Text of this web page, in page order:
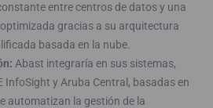
entre centros de datos y una
gracias a su arquitectura
basada en la nube.
Abast integraría en sus sistemas,
InfoSight y Aruba Central, basadas en
automatizan la gestión de la